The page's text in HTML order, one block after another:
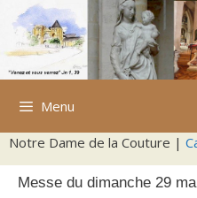
Aller
contenu
Menu
Notre Dame de la Couture |
Messe du dimanche 29